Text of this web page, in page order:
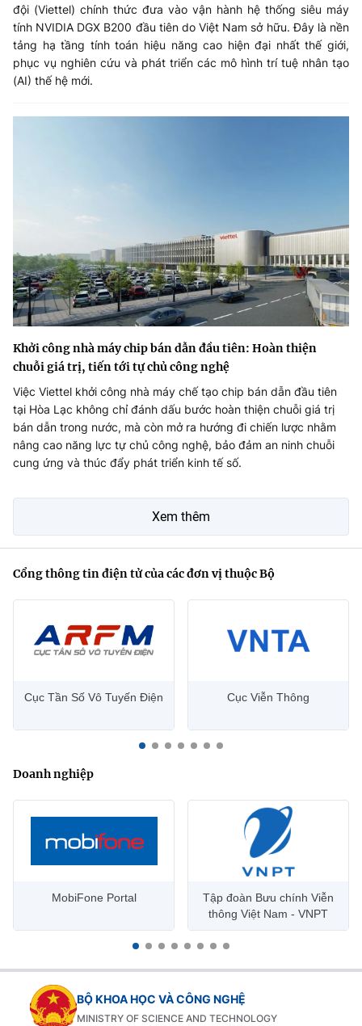
đội (Viettel) chính thức đưa vào vận hành hệ thống siêu máy
tính NVIDIA DGX B200 đầu tiên do Việt Nam sở hữu. Đây là nền
tảng hạ tầng tính toán hiệu năng cao hiện đại nhất thế giới,
phục vụ nghiên cứu và phát triển các mô hình trí tuệ nhân tạo
(AI) thế hệ mới.
Khởi công nhà máy chip bán dẫn đầu tiên: Hoàn thiện
chuỗi giá trị, tiến tới tự chủ công nghệ
Việc Viettel khởi công nhà máy chế tạo chip bán dẫn đầu tiên
tại Hòa Lạc không chỉ đánh dấu bước hoàn thiện chuỗi giá trị
bán dẫn trong nước, mà còn mở ra hướng đi chiến lược nhằm
nâng cao năng lực tự chủ công nghệ, bảo đảm an ninh chuỗi
cung ứng và thúc đẩy phát triển kinh tế số.
Xem thêm
Cổng thông tin điện tử của các đơn vị thuộc Bộ
Cục Tần Số Vô Tuyến Điện Cục Viễn Thông
Doanh nghiệp
MobiFone Portal
Tập đoàn Bưu chính Viễn
thông Việt Nam - VNPT
BỘ KHOA HỌC VÀ CÔNG NGHỆ
MINISTRY OF SCIENCE AND TECHNOLOGY